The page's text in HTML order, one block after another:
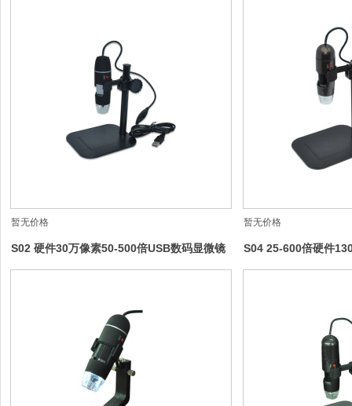
暂无价格
S02 硬件30万像素50-500倍USB数码显微镜
暂无价格
S04 25-600倍硬件
镜